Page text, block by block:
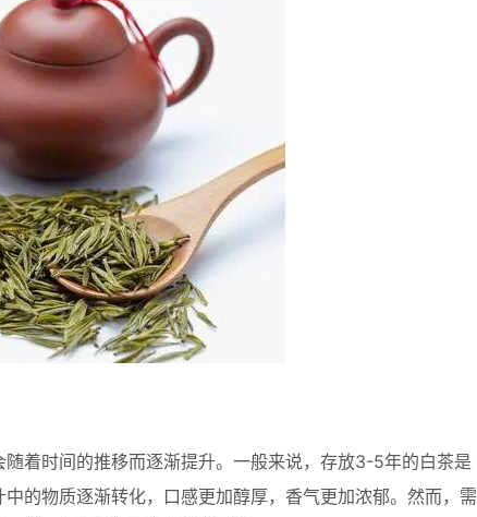
着时间的推移而逐渐提升。一般来说，存放3-5年的白茶是
的物质逐渐转化，口感更加醇厚，香气更加浓郁。然而，需